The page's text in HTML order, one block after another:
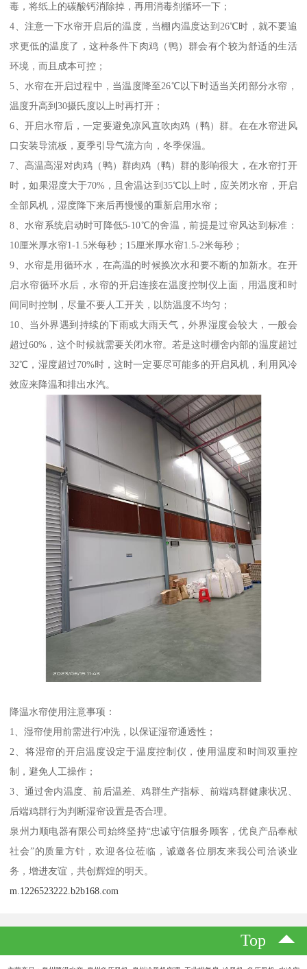
毒，将纸上的碳酸钙消除掉，再用消毒剂循环一下；
4、注意一下水帘开启后的温度，当棚内温度达到26℃时，就不要追
求更低的温度了，这种条件下肉鸡（鸭）群会有个较为舒适的生活
环境，而且成本可控；
5、水帘在开启过程中，当温度降至26℃以下时适当关闭部分水帘，
温度升高到30摄氏度以上时再打开；
6、开启水帘后，一定要避免凉风直吹肉鸡（鸭）群。在在水帘进风
口安装导流板，夏季引导气流方向，冬季保温。
7、高温高湿对肉鸡（鸭）群肉鸡（鸭）群的影响很大，在水帘打开
时，如果湿度大于70%，且舍温达到35℃以上时，应关闭水帘，开启
全部风机，湿度降下来后再慢慢的重新启用水帘；
8、水帘系统启动时可降低5-10℃的舍温，前提是过帘风达到标准：
10厘米厚水帘1-1.5米每秒；15厘米厚水帘1.5-2米每秒；
9、水帘是用循环水，在高温的时候换次水和要不断的加新水。在开
启水帘循环水后，水帘的开启连接在温度控制仪上面，用温度和时
间同时控制，尽量不要人工开关，以防温度不均匀；
10、当外界遇到持续的下雨或大雨天气，外界湿度会较大，一般会
超过60%，这个时候就需要关闭水帘。若是这时棚舍内部的温度超过
32℃，湿度超过70%时，这时一定要尽可能多的开启风机，利用风冷
效应来降温和排出水汽。
降温水帘使用注意事项：
1、湿帘使用前需进行冲洗，以保证湿帘通透性；
2、将湿帘的开启温度设定于温度控制仪，使用温度和时间双重控
制，避免人工操作；
3、通过舍内温度、前后温差、鸡群生产指标、前端鸡群健康状况、
后端鸡群行为判断湿帘设置是否合理。
泉州力顺电器有限公司始终坚持“忠诚守信服务顾客，优良产品奉献
社会”的质量方针，欢迎各位莅临，诚邀各位朋友来我公司洽谈业
务，增进友谊，共创辉煌的明天。
m.1226523222.b2b168.com
Top